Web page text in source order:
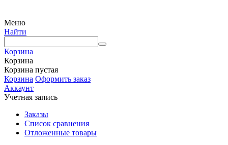
Меню
Найти
Корзина
Корзина
Корзина пустая
Корзина Оформить заказ
Аккаунт
Учетная запись
Заказы
Список сравнения
Отложенные товары